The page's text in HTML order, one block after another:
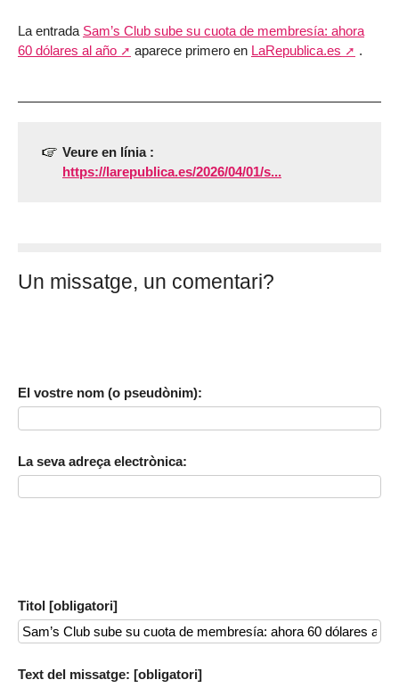
La entrada Sam’s Club sube su cuota de membresía: ahora
60 dólares al año
aparece primero en LaRepublica.es .
Veure en línia :
https://larepublica.es/2026/04/01/s...
Un missatge, un comentari?
El vostre nom (o pseudònim):
La seva adreça electrònica:
Titol [obligatori]
Text del missatge: [obligatori]